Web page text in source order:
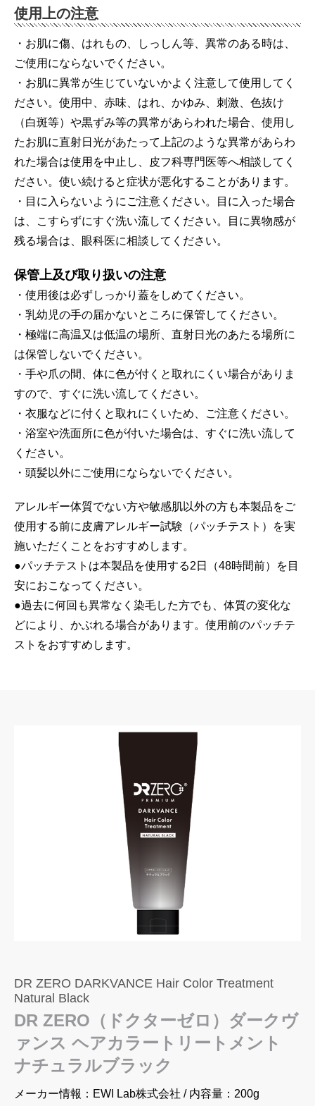
使用上の注意
・お肌に傷、はれもの、しっしん等、異常のある時は、
ご使用にならないでください。
・お肌に異常が生じていないかよく注意して使用してく
ださい。使用中、赤味、はれ、かゆみ、刺激、色抜け
（白斑等）や黒ずみ等の異常があらわれた場合、使用し
たお肌に直射日光があたって上記のような異常があらわ
れた場合は使用を中止し、皮フ科専門医等へ相談してく
ださい。使い続けると症状が悪化することがあります。
・目に入らないようにご注意ください。目に入った場合
は、こすらずにすぐ洗い流してください。目に異物感が
残る場合は、眼科医に相談してください。
保管上及び取り扱いの注意
・使用後は必ずしっかり蓋をしめてください。
・乳幼児の手の届かないところに保管してください。
・極端に高温又は低温の場所、直射日光のあたる場所に
は保管しないでください。
・手や爪の間、体に色が付くと取れにくい場合がありま
すので、すぐに洗い流してください。
・衣服などに付くと取れにくいため、ご注意ください。
・浴室や洗面所に色が付いた場合は、すぐに洗い流して
ください。
・頭髪以外にご使用にならないでください。
アレルギー体質でない方や敏感肌以外の方も本製品をご
使用する前に皮膚アレルギー試験（パッチテスト）を実
施いただくことをおすすめします。
●パッチテストは本製品を使用する2日（48時間前）を目
安におこなってください。
●過去に何回も異常なく染毛した方でも、体質の変化な
どにより、かぶれる場合があります。使用前のパッチテ
ストをおすすめします。
DR ZERO DARKVANCE Hair Color Treatment
Natural Black
DR ZERO（ドクターゼロ）ダークヴ
ァンス ヘアカラートリートメント
ナチュラルブラック
メーカー情報：EWI Lab株式会社 / 内容量：200g